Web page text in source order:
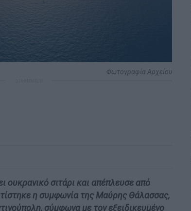
Φωτογραφία Αρχείου
ουκρανικό σιτάρι και απέπλευσε από
η συμφωνία της Μαύρης Θάλασσας,
σύμφωνα με τον εξειδικευμένο